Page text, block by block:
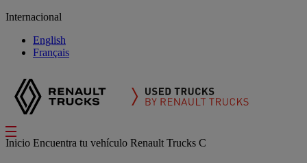
Internacional
English
Français
Inicio Encuentra tu vehículo Renault Trucks C